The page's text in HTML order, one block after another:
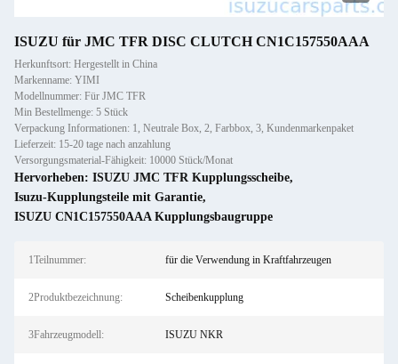
ISUZU für JMC TFR DISC CLUTCH CN1C157550AAA
Herkunftsort: Hergestellt in China
Markenname: YIMI
Modellnummer: Für JMC TFR
Min Bestellmenge: 5 Stück
Verpackung Informationen: 1, Neutrale Box, 2, Farbbox, 3, Kundenmarkenpaket
Lieferzeit: 15-20 tage nach anzahlung
Versorgungsmaterial-Fähigkeit: 10000 Stück/Monat
Hervorheben: ISUZU JMC TFR Kupplungsscheibe,
Isuzu-Kupplungsteile mit Garantie,
ISUZU CN1C157550AAA Kupplungsbaugruppe
1Teilnummer: für die Verwendung in Kraftfahrzeugen
2Produktbezeichnung: Scheibenkupplung
3Fahrzeugmodell: ISUZU NKR